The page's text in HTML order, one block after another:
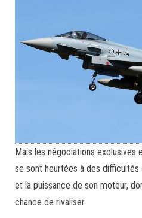
Mais les négociations exclusives
se sont heurtées à des difficultés
et la puissance de son moteur,
chance de rivaliser.